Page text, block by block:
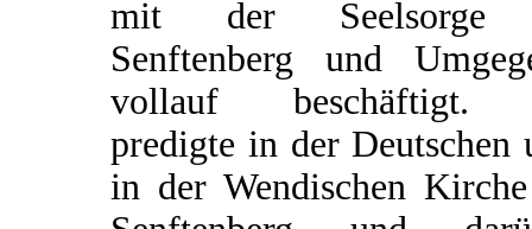
mit der
Senftenberg und
vollauf beschäftigt.
predigte in der Deutschen
in der Wendischen